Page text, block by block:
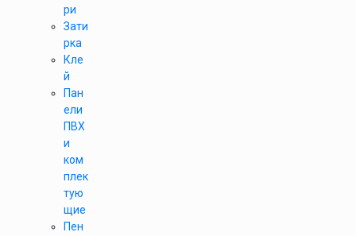
ри
Зати
рка
Кле
й
Пан
ели
ПВХ
и
ком
плек
тую
щие
Пен